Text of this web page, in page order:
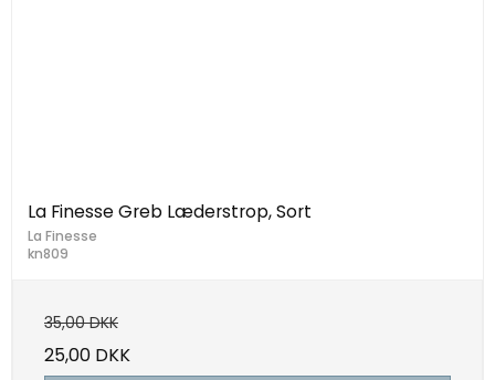
La Finesse Greb Læderstrop, Sort
La Finesse
kn809
35,00 DKK
25,00 DKK